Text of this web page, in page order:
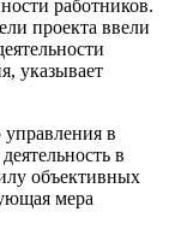
работников.
проекта ввели
указывает
в
в
объективных
мера